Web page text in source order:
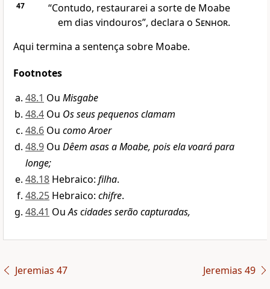
47
“Contudo, restaurarei a sorte de Moabe
em dias vindouros”, declara o Senhor.
Aqui termina a sentença sobre Moabe.
Footnotes
48.1 Ou Misgabe
48.4 Ou Os seus pequenos clamam
48.6 Ou como Aroer
48.9 Ou Dêem asas a Moabe, pois ela voará para
longe;
48.18 Hebraico: filha.
48.25 Hebraico: chifre.
48.41 OuAs cidades serão capturadas,
Jeremias 47 Jeremias 49